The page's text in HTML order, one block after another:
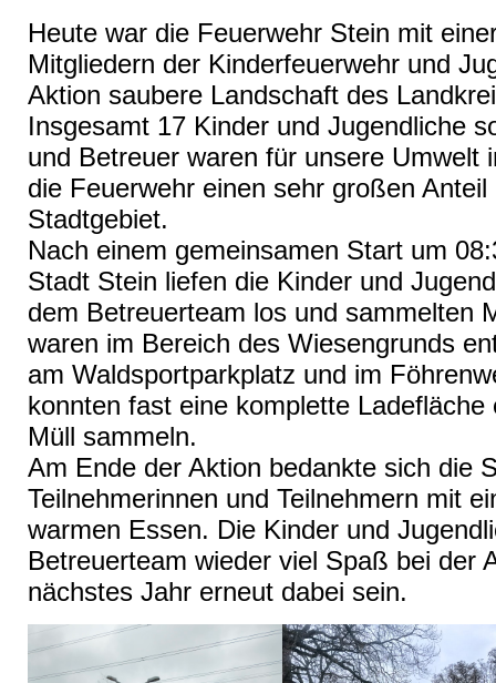
Heute war die Feuerwehr Stein mit
Mitgliedern der Kinderfeuerwehr und
Aktion saubere Landschaft des
Insgesamt 17 Kinder und Jugendliche
und Betreuer waren für unsere Umwelt
die Feuerwehr einen sehr großen
Stadtgebiet.
Nach einem gemeinsamen Start um
Stadt Stein liefen die Kinder und
dem Betreuerteam los und sammelten
waren im Bereich des Wiesengrunds
am Waldsportparkplatz und im
konnten fast eine komplette
Müll sammeln.
Am Ende der Aktion bedankte sich die
Teilnehmerinnen und Teilnehmern mit
warmen Essen. Die Kinder und
Betreuerteam wieder viel Spaß bei der
nächstes Jahr erneut dabei sein.